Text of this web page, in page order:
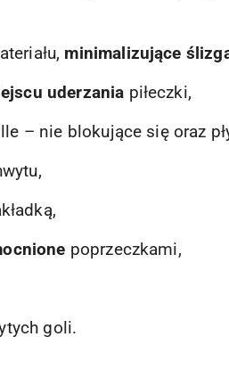
minimalizujące
uderzania piłeczki,
– nie blokujące się oraz
poprzeczkami,
goli.